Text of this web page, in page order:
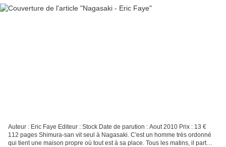
Auteur : Eric Faye Editeur : Stock Date de parution : Aout 2010 Prix : 13 €
112 pages Shimura-san vit seul à Nagasaki. C'est un homme très ordonné
qui tient une maison propre où tout est à sa place. Tous les matins, il part